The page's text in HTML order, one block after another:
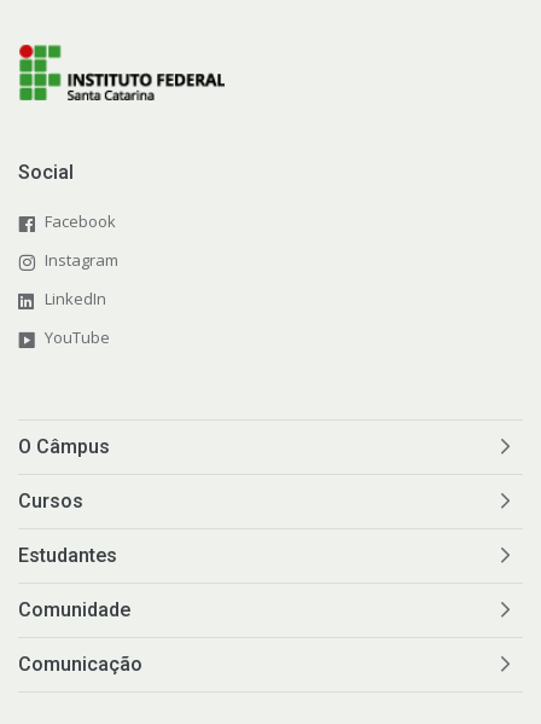
Social
Facebook
Instagram
LinkedIn
YouTube
O Câmpus
Cursos
Estudantes
Comunidade
Comunicação